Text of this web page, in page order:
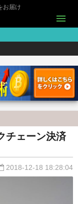
お届け
menu
チェーン決済
2018-12-18 18:28:04